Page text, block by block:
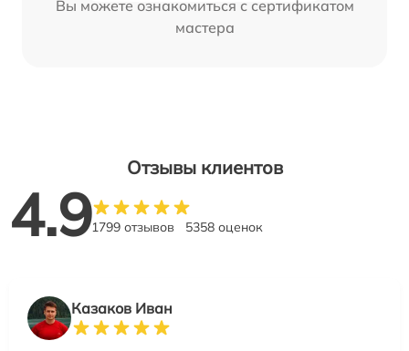
Вы можете ознакомиться с сертификатом
мастера
Отзывы клиентов
4.91799 отзывов 5358 оценок
Казаков Иван